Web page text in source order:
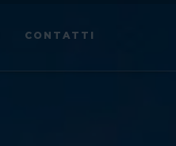
CONTATTI